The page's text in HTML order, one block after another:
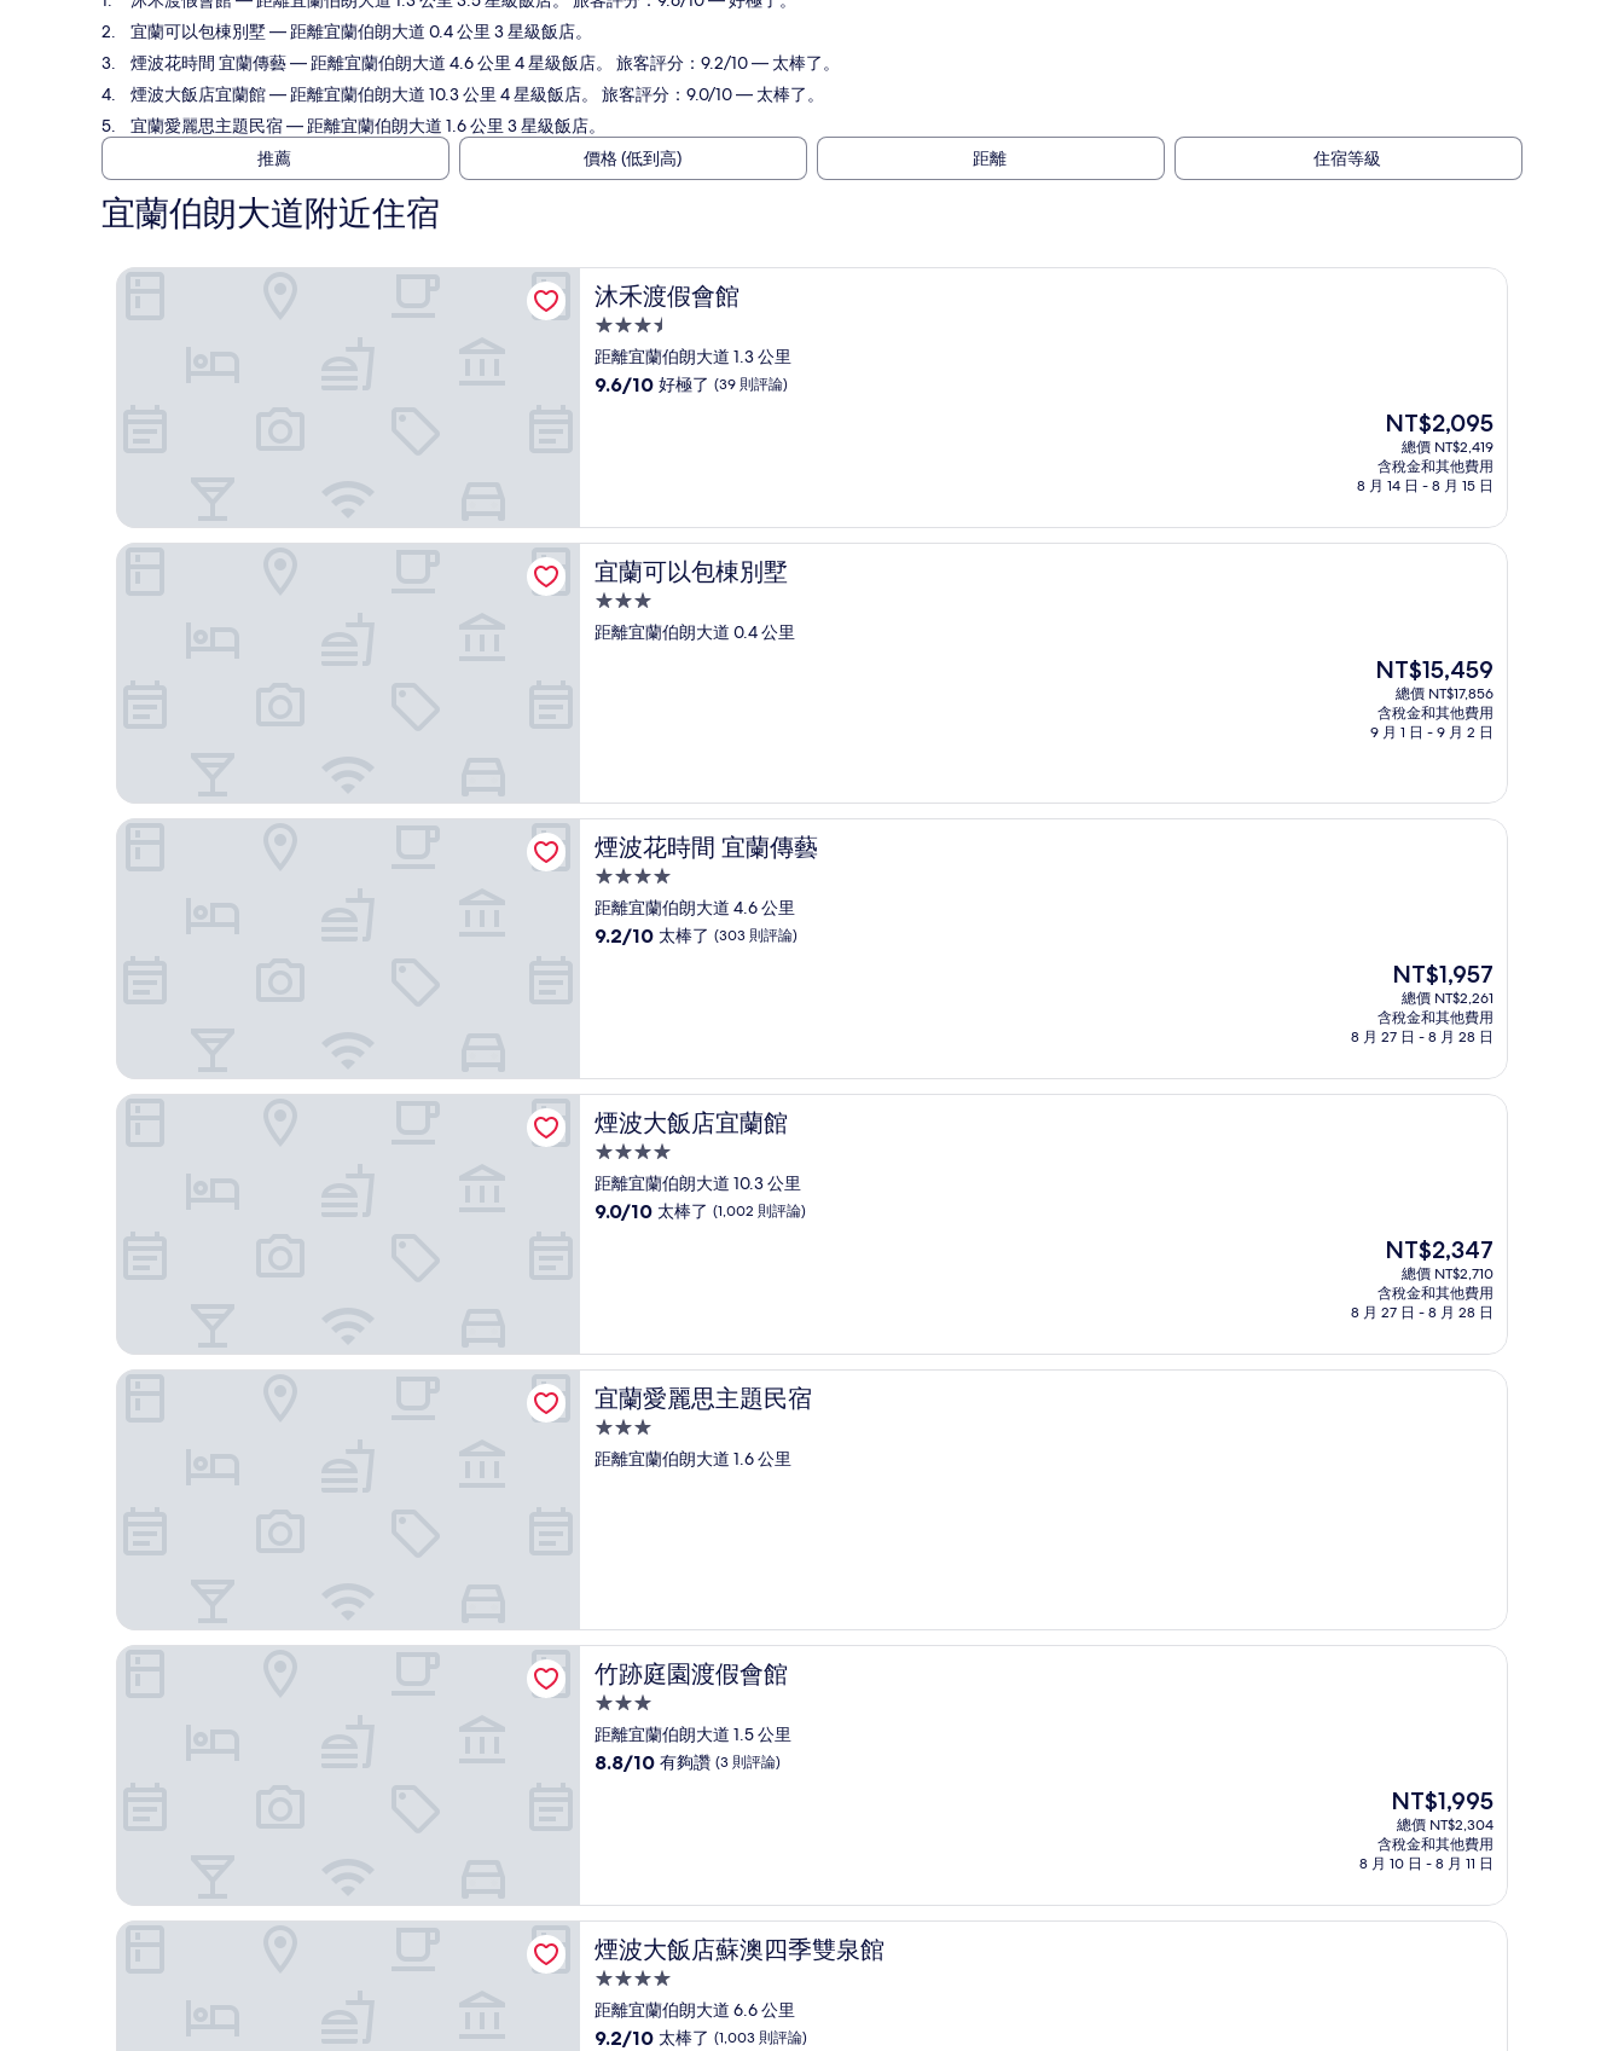
宜蘭可以包棟別墅 — 距離宜蘭伯朗大道 0.4 公里 3 星級飯店。
煙波花時間 宜蘭傳藝— 距離宜蘭伯朗大道 4.6 公里 4 星級飯店。 旅客評分：9.2/10 — 太棒了。
煙波大飯店宜蘭館— 距離宜蘭伯朗大道 10.3 公里 4 星級飯店。 旅客評分：9.0/10 — 太棒了。
宜蘭愛麗思主題民宿— 距離宜蘭伯朗大道 1.6 公里 3 星級飯店。
推薦
價格 (低到高) 距離 住宿等級
宜蘭伯朗大道附近住宿
沐禾渡假會館
沐禾渡假會館
3.5
星
級
距離宜蘭伯朗大道 1.3 公里
9.6
極
了，
(39
則
評
論)
9.6/10 好極了 (39 則評論)
現
價
格
NT$2,095
NT$2,095
總價 NT$2,419
含稅金和其他費用
8 月 14 日 - 8 月 15 日
沐禾渡假會館
宜蘭可以包棟別墅
宜蘭可以包棟別墅
3.0
星
距離宜蘭伯朗大道 0.4 公里
現
價
格
NT$15,459
總價 NT$17,856
含稅金和其他費用
9 月 1 日 - 9 月 2 日
宜蘭可以包棟別墅
煙波花時間 宜蘭傳藝
煙波花時間 宜蘭傳藝
4.0
星
級
距離宜蘭伯朗大道 4.6 公里
9.2
棒
了，
(303
則
評
論)
9.2/10 太棒了 (303 則評論)
現
在
價
格
NT$1,957
NT$1,957
總價 NT$2,261
含稅金和其他費用
8 月 27 日 - 8 月 28 日
煙波花時間 宜蘭傳藝
煙波大飯店宜蘭館
煙波大飯店宜蘭館
4.0
星
級
距離宜蘭伯朗大道 10.3 公里
9.0
棒
了，
(1,002
則
評
論)
9.0/10 太棒了 (1,002 則評論)
現
價
格
NT$2,347
NT$2,347
總價 NT$2,710
含稅金和其他費用
8 月 27 日 - 8 月 28 日
煙波大飯店宜蘭館
宜蘭愛麗思主題民宿
宜蘭愛麗思主題民宿
3.0
星
距離宜蘭伯朗大道 1.6 公里
宜蘭愛麗思主題民宿
竹跡庭園渡假會館
竹跡庭園渡假會館
3.0
星
級
距離宜蘭伯朗大道 1.5 公里
8.8
夠
讚，
(3
則
評
論)
8.8/10 有夠讚 (3 則評論)
現
在
價
格
NT$1,995
NT$1,995
總價 NT$2,304
含稅金和其他費用
8 月 10 日 - 8 月 11 日
竹跡庭園渡假會館
煙波大飯店蘇澳四季雙泉館
煙波大飯店蘇澳四季雙泉館
4.0
星
級
距離宜蘭伯朗大道 6.6 公里
9.2
9.2/10 太棒了 (1,003 則評論)
煙波大飯店蘇澳四季雙泉館